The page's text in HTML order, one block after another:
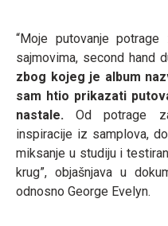
“Moje putovanje
sajmovima, second hand
zbog kojeg je album
sam htio prikazati
nastale. Od potrage
inspiracije iz samplova,
miksanje u studiju i
krug”, objašnjava u
odnosno George Evelyn.